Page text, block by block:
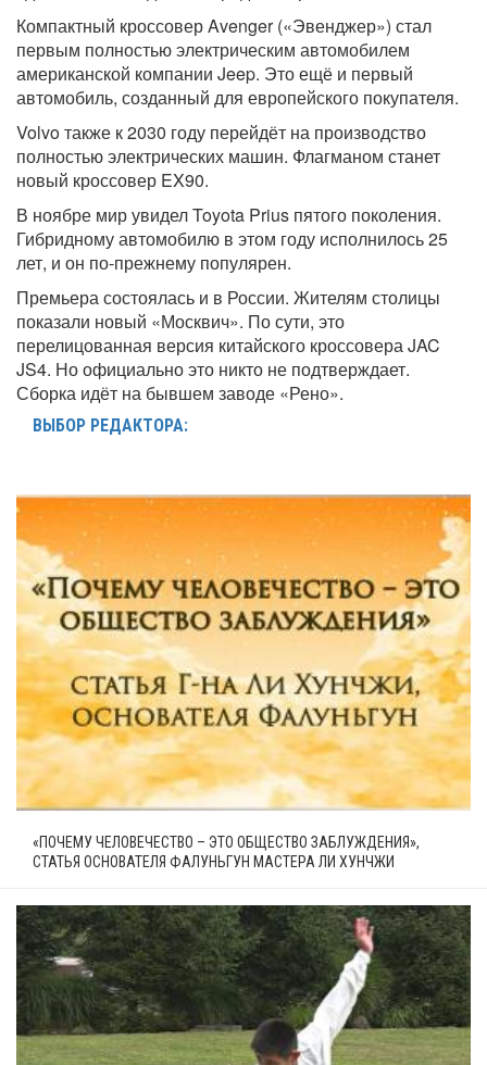
Компактный кроссовер Avenger («Эвенджер») стал
первым полностью электрическим автомобилем
американской компании Jeep. Это ещё и первый
автомобиль, созданный для европейского покупателя.
Volvo также к 2030 году перейдёт на производство
полностью электрических машин. Флагманом станет
новый кроссовер EX90.
В ноябре мир увидел Toyota Prius пятого поколения.
Гибридному автомобилю в этом году исполнилось 25
лет, и он по-прежнему популярен.
Премьера состоялась и в России. Жителям столицы
показали новый «Москвич». По сути, это
перелицованная версия китайского кроссовера JAC
JS4. Но официально это никто не подтверждает.
Сборка идёт на бывшем заводе «Рено».
ВЫБОР РЕДАКТОРА:
«ПОЧЕМУ ЧЕЛОВЕЧЕСТВО – ЭТО ОБЩЕСТВО ЗАБЛУЖДЕНИЯ»,
СТАТЬЯ ОСНОВАТЕЛЯ ФАЛУНЬГУН МАСТЕРА ЛИ ХУНЧЖИ